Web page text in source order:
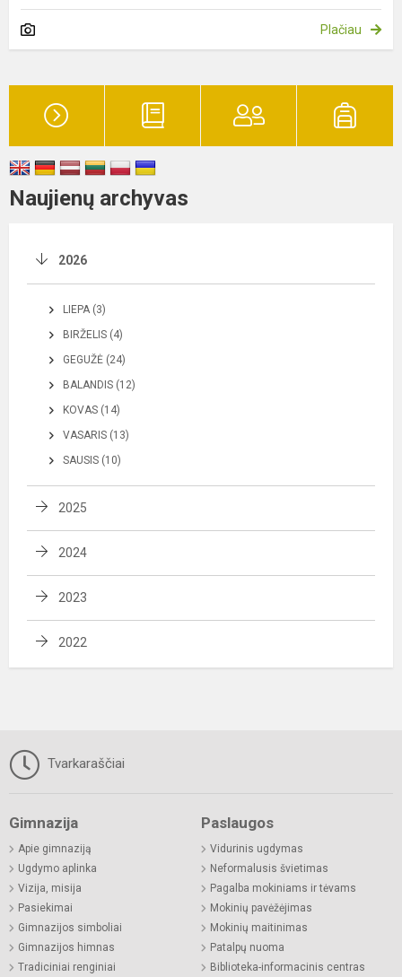
Plačiau
Naujienų archyvas
2026
LIEPA (3)
BIRŽELIS (4)
GEGUŽĖ (24)
BALANDIS (12)
KOVAS (14)
VASARIS (13)
SAUSIS (10)
2025
2024
2023
2022
Tvarkaraščiai
Gimnazija
Apie gimnaziją
Ugdymo aplinka
Vizija, misija
Pasiekimai
Gimnazijos simboliai
Gimnazijos himnas
Tradiciniai renginiai
Paslaugos
Vidurinis ugdymas
Neformalusis švietimas
Pagalba mokiniams ir tėvams
Mokinių pavėžėjimas
Mokinių maitinimas
Patalpų nuoma
Biblioteka-informacinis centras